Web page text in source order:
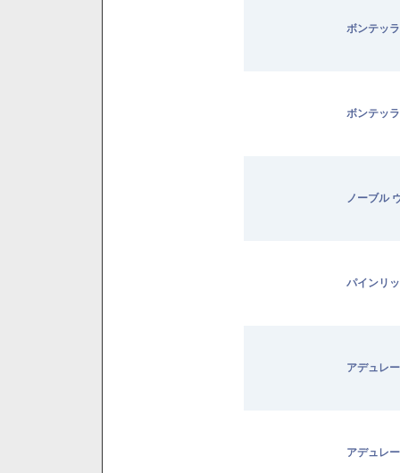
ボンテッ
ボンテッ
ノーブル
パインリ
アデュレ
アデュレ